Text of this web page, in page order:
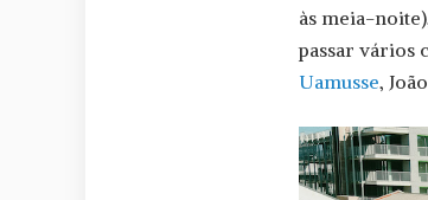
às meia-
passar vários
Uamusse,